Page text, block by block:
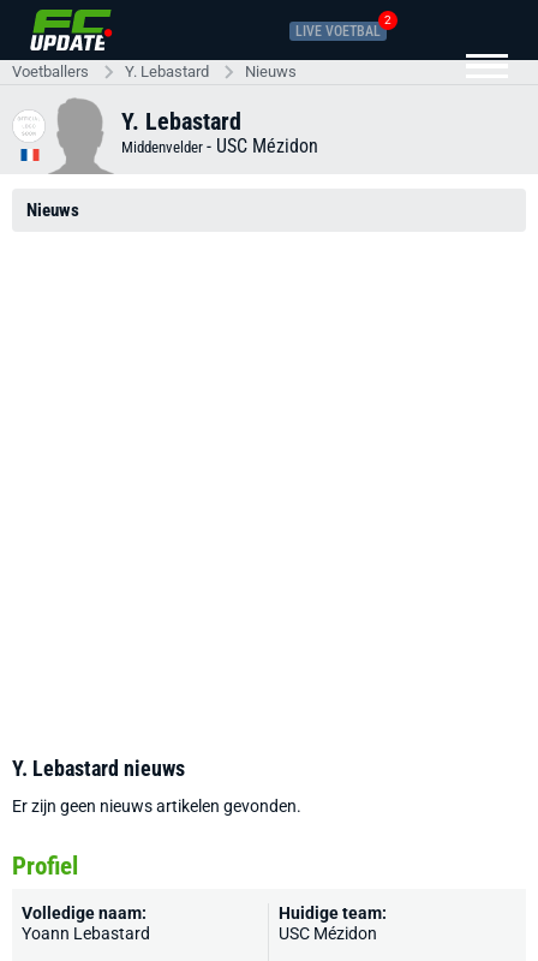
LIVE VOETBAL
2
Voetballers Y. Lebastard Nieuws
Y. Lebastard
Middenvelder - USC Mézidon
Nieuws
Y. Lebastard nieuws
Er zijn geen nieuws artikelen gevonden.
Profiel
Volledige naam:
Yoann Lebastard
Huidige team:
USC Mézidon